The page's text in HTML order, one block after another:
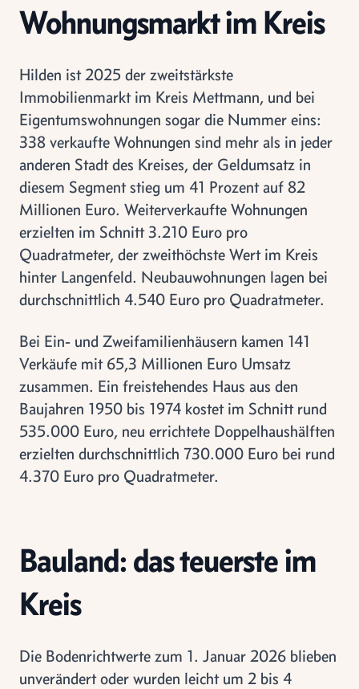
Wohnungsmarkt im Kreis
Hilden ist 2025 der zweitstärkste
Immobilienmarkt im Kreis Mettmann, und bei
Eigentumswohnungen sogar die Nummer eins:
338 verkaufte Wohnungen sind mehr als in jeder
anderen Stadt des Kreises, der Geldumsatz in
diesem Segment stieg um 41 Prozent auf 82
Millionen Euro. Weiterverkaufte Wohnungen
erzielten im Schnitt 3.210 Euro pro
Quadratmeter, der zweithöchste Wert im Kreis
hinter Langenfeld. Neubauwohnungen lagen bei
durchschnittlich 4.540 Euro pro Quadratmeter.
Bei Ein- und Zweifamilienhäusern kamen 141
Verkäufe mit 65,3 Millionen Euro Umsatz
zusammen. Ein freistehendes Haus aus den
Baujahren 1950 bis 1974 kostet im Schnitt rund
535.000 Euro, neu errichtete Doppelhaushälften
erzielten durchschnittlich 730.000 Euro bei rund
4.370 Euro pro Quadratmeter.
Bauland: das teuerste im
Kreis
Die Bodenrichtwerte zum 1. Januar 2026 blieben
unverändert oder wurden leicht um 2 bis 4